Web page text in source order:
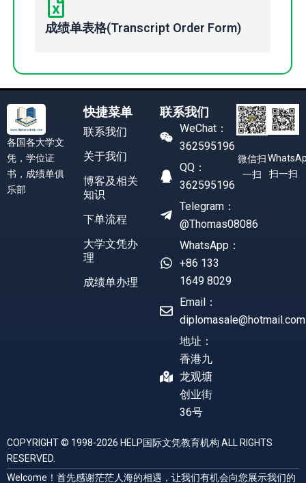
成绩单表格(Transcript Order Form)
各国各大学文
凭，学位证
书，成绩单俱
乐部
快捷菜单
联系我们
关于我们
博客及相关
知识
下单流程
大学文凭办
理
成绩单办理
联系我们
WeChat：
362595196
QQ：
362595196
Telegram：
@Thomas08086
WhatsApp：
+86 133
1649 8029
Email：
diplomasale@hotmail.com
地址：
香港九
龙观塘
创业街
36号
微信扫
一扫
扫一扫
COPYRIGHT © 1998-2026 HELP国际文凭教育机构 ALL RIGHTS
RESERVED.
Welcome！首先感谢茫茫人海的相遇，让我们有机会向您展示我们的